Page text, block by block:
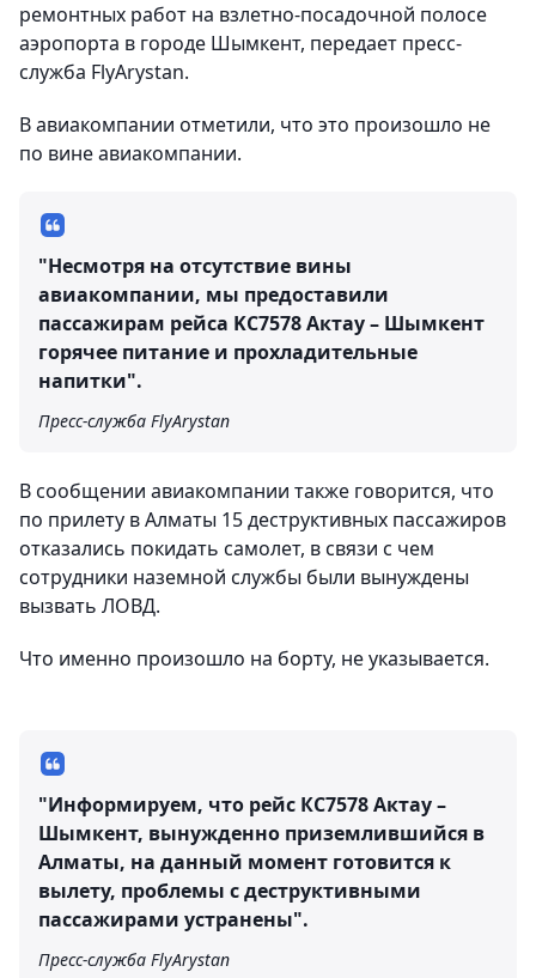
ремонтных работ на взлетно-посадочной полосе
аэропорта в городе Шымкент, передает пресс-
служба FlyArystan.
В авиакомпании отметили, что это произошло не
по вине авиакомпании.
"Несмотря на отсутствие вины
авиакомпании, мы предоставили
пассажирам рейса KC7578 Актау – Шымкент
горячее питание и прохладительные
напитки".
Пресс-служба FlyArystan
В сообщении авиакомпании также говорится, что
по прилету в Алматы 15 деструктивных пассажиров
отказались покидать самолет, в связи с чем
сотрудники наземной службы были вынуждены
вызвать ЛОВД.
Что именно произошло на борту, не указывается.
"Информируем, что рейс КС7578 Актау –
Шымкент, вынужденно приземлившийся в
Алматы, на данный момент готовится к
вылету, проблемы с деструктивными
пассажирами устранены".
Пресс-служба FlyArystan